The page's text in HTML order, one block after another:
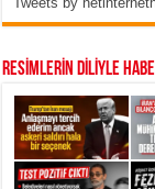
RESİMLERİN DİLİYLE